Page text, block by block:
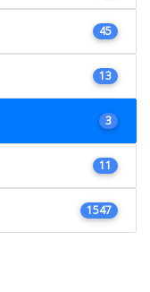
45
13
3
11
1547